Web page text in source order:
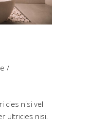
cies nisi vel
ultricies nisi.